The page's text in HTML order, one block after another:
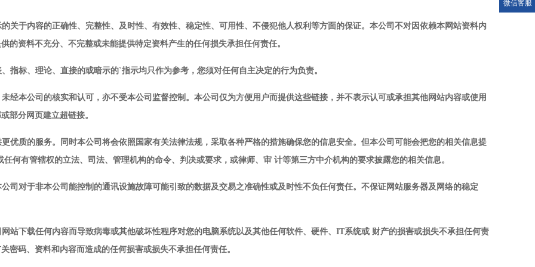
关于内容的正确性、完整性、及时性、有效性、稳定性、可用性、不侵犯他人权利等方面的保证。本公司不对因依赖本网站资料内
的资料不充分、不完整或未能提供特定资料产生的任何损失承担任何责任。
指标、理论、直接的或暗示的`指示均只作为参考，您须对任何自主决定的行为负责。
经本公司的核实和认可，亦不受本公司监督控制。本公司仅为方便用户而提供这些链接，并不表示认可或承担其他网站内容或使用
部分网页建立超链接。
优质的服务。同时本公司将会依照国家有关法律法规，采取各种严格的措施确保您的信息安全。但本公司可能会把您的相关信息提
任何有管辖权的立法、司法、管理机构的命令、判决或要求，或律师、审 计等第三方中介机构的要求披露您的相关信息。
司对于非本公司能控制的通讯设施故障可能引致的数据及交易之准确性或及时性不负任何责任。不保证网站服务器及网络的稳定
站下载任何内容而导致病毒或其他破坏性程序对您的电脑系统以及其他任何软件、硬件、 IT系统或 财产的损害或损失不承担任何责
密码、资料和内容而造成的任何损害或损失不承担任何责任。